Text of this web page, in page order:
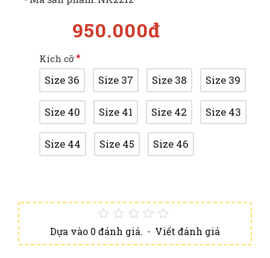
Dựa vào 0 đánh giá. - Viết đánh giá
950.000đ
Kích cỡ
Size 36 Size 37 Size 38 Size 39
Size 40 Size 41 Size 42 Size 43
Size 44 Size 45 Size 46